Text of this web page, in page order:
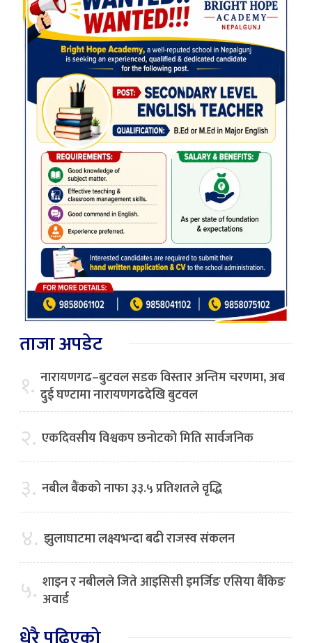
ताजा अपडेट
१. नारायणगढ–बुटवल सडक विस्तार अन्तिम चरणमा, अब
दुई घण्टामा नारायणगढदेखि बुटवल
२. एकदिवसीय विश्वकप छनोटको मिति सार्वजनिक
३. नबील बैंकको नाफा ३३.५ प्रतिशतले वृद्धि
४. झुलाघाटमा लक्ष्यभन्दा बढी राजस्व संकलन
५. शाइन र नबीलले जिते आइसिसी इमर्जिङ एसिया बैंकिङ
अवार्ड